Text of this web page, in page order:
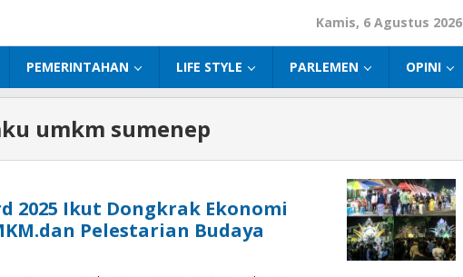
Kamis, 6 Agustus 2026
PEMERINTAHAN LIFE STYLE PARLEMEN OPINI
umkm sumenep
2025 Ikut Dongkrak Ekonomi
Pelestarian Budaya